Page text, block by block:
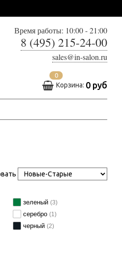
Время работы: 10:00 - 21:00
8 (495) 215-24-00
sales@in-salon.ru
0
Корзина: 0 руб
зеленый(3)
серебро(1)
черный(2)